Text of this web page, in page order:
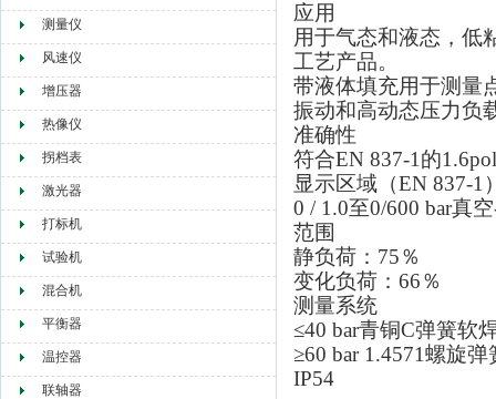
测量仪
风速仪
增压器
热像仪
拐档表
激光器
打标机
试验机
混合机
平衡器
温控器
联轴器
应用
用于气态和液态，低
工艺产品。
带液体填充用于测量
振动和高动态压力负
准确性
符合EN 837-1的
显示区域（EN 837-1
0 / 1.0至0/600 bar真
范围
静负荷：75％
变化负荷：66％
测量系统
≤40 bar青铜C弹簧软
≥60 bar 1.4571螺旋弹
IP54